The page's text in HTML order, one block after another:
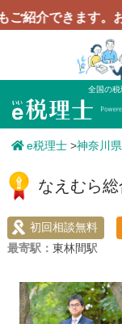
きます。お気軽
全国の
e税理士>神奈川
なえむら
初回相談無料
最寄駅： 東林間駅